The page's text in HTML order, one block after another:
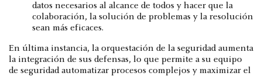
datos necesarios al alcance de todos y hacer que la
colaboración, la solución de problemas y la resolución
sean más eficaces.
En última instancia, la orquestación de la seguridad aumenta
la integración de sus defensas, lo que permite a su equipo
de seguridad automatizar procesos complejos y maximizar el